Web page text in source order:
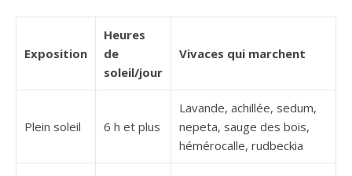
Exposition
Heures
de
soleil/jour
Vivaces qui marchent
Plein soleil 6 h et plus
Lavande, achillée, sedum,
nepeta, sauge des bois,
hémérocalle, rudbeckia